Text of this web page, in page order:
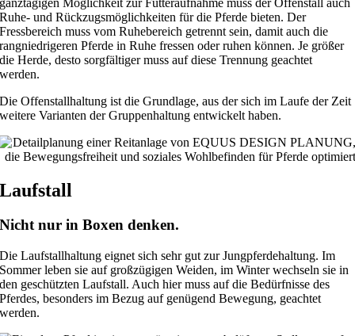
Ruhe- und Rückzugsmöglichkeiten für die Pferde bieten. Der
Fressbereich muss vom Ruhebereich getrennt sein, damit auch die
rangniedrigeren Pferde in Ruhe fressen oder ruhen können. Je größer
die Herde, desto sorgfältiger muss auf diese Trennung geachtet
werden.
Die Offenstallhaltung ist die Grundlage, aus der sich im Laufe der Zeit
weitere Varianten der Gruppenhaltung entwickelt haben.
Laufstall
Nicht nur in Boxen denken.
Die Laufstallhaltung eignet sich sehr gut zur Jungpferdehaltung. Im
Sommer leben sie auf großzügigen Weiden, im Winter wechseln sie in
den geschützten Laufstall. Auch hier muss auf die Bedürfnisse des
Pferdes, besonders im Bezug auf genügend Bewegung, geachtet
werden.